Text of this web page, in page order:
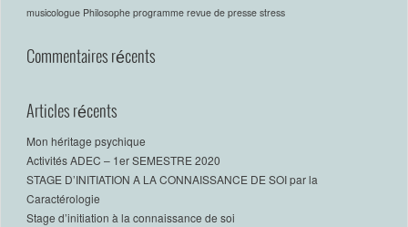
musicologue Philosophe programme revue de presse stress
Commentaires récents
Articles récents
Mon héritage psychique
Activités ADEC – 1er SEMESTRE 2020
STAGE D’INITIATION A LA CONNAISSANCE DE SOI par la
Caractérologie
Stage d’initiation à la connaissance de soi